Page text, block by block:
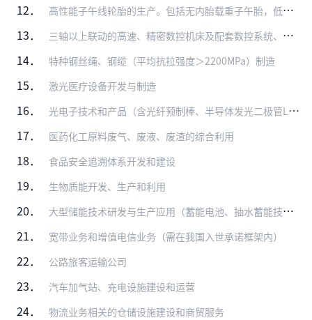
12． 高性能子午线轮胎的生产。包括无内胎载重子午胎，低断面和扁平化（低于55系列）、大轮辋高性能轿车子午胎（15吋以上），航空轮胎及农用子午胎的生产
13． 三轴以上联动的高速、精密数控机床及配套数控系统、伺服电机及驱动装置、功能部件、刀具、量具、量仪及高档磨具磨料生产
14． 特种钢丝绳、钢缆（平均抗拉强度＞2200MPa）制造
15． 激光医疗设备开发与制造
16． 光电子技术和产品（含光纤预制棒、半导体发光二极管LED）开发与制造
17． 医药化工原料废气、废液、废渣的综合利用
18． 食品安全追溯体系开发和建设
19． 生物质能开发、生产和利用
20． 大型储能技术研发与生产应用（蓄能电池、抽水蓄能技术、空气储能技术、风电与后夜供热等）
21． 宽带业务和增值电信业务（需在我国入世承诺框架内）
22． 公路旅客运输公司
23． 汽车加气站、充电设施建设和运营
24． 物流业务相关的仓储设施建设和商贸服务